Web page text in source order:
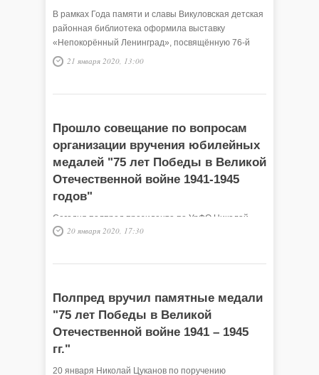
В рамках Года памяти и славы Викуловская детская
районная библиотека оформила выставку
«Непокорённый Ленинград», посвящённую 76-й
годовщине снятия блокады Ленинграда. По словам
21 января 2020, 13:00
Прошло совещание по вопросам
организации вручения юбилейных
медалей "75 лет Победы в Великой
Отечественной войне 1941-1945
годов"
Сегодня полпред президента по УрФО Николай
Цуканов провёл рабочее заседание на котором
20 января 2020, 17:30
Полпред вручил памятные медали
"75 лет Победы в Великой
Отечественной войне 1941 – 1945
гг."
20 января Николай Цуканов по поручению